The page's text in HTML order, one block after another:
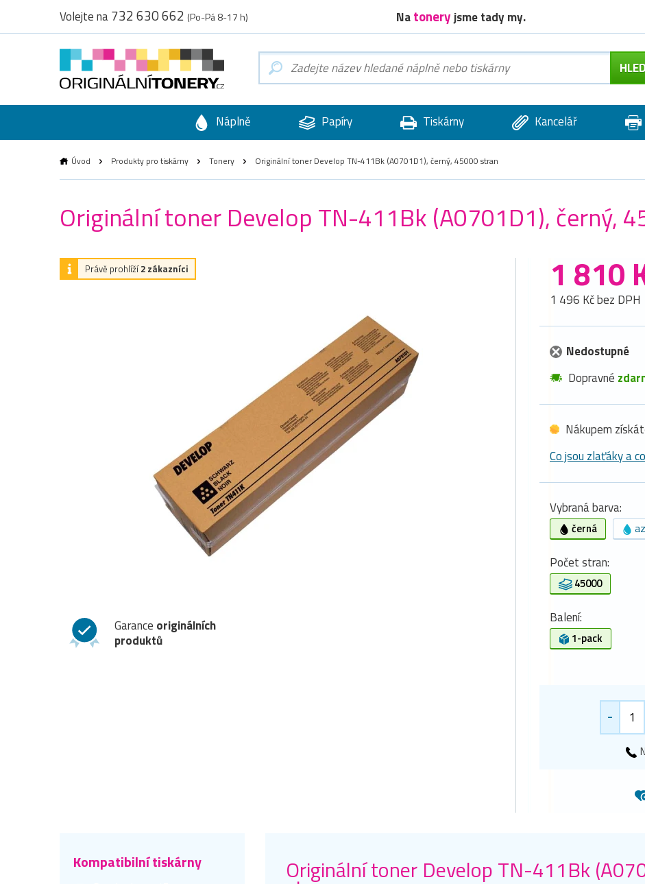
Volejte na732 630 662 (Po-Pá 8-17 h) Natoneryjsme tady my.
Náplně Papíry Tiskárny Kancelář
Úvod Produkty pro tiskárny Tonery Originální toner Develop TN-411Bk (A0701D1), černý, 45000 stran
Originální toner Develop TN-411Bk (A0701D1), černý,
Právě prohlíží2 zákazníci
Garance originálních
produktů
1 810
1 496 Kč bez DPH
Nedostupné
Dopravné
Nákupem
Co jsou zlaťáky a
Vybraná barva:
černá
Počet stran:
45000
Balení:
1-pack
-
Kompatibilní tiskárny Originální toner Develop TN-411Bk